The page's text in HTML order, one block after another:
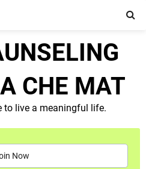
CHE MAT
to live a meaningful life.
Now